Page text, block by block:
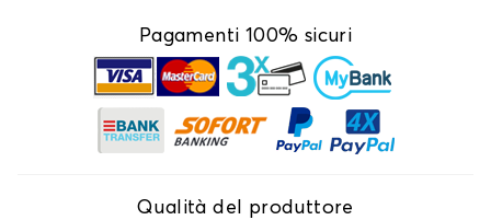
Pagamenti 100% sicuri
Qualità del produttore